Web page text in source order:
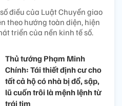
điều của Luật Chuyển giao
theo hướng toàn diện, hiện
triển của nền kinh tế số.
Thủ tướng Phạm Minh
Chính: Tái thiết định cư cho
tất cả hộ có nhà bị đổ, sập,
lũ cuốn trôi là mệnh lệnh từ
trái tim